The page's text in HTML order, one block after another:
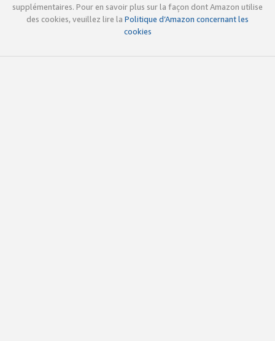
supplémentaires. Pour en savoir plus sur la façon dont Amazon utilise
des cookies, veuillez lire la Politique d’Amazon concernant les
cookies